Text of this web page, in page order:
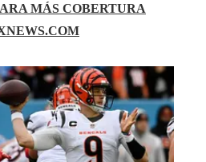
MÁS COBERTURA